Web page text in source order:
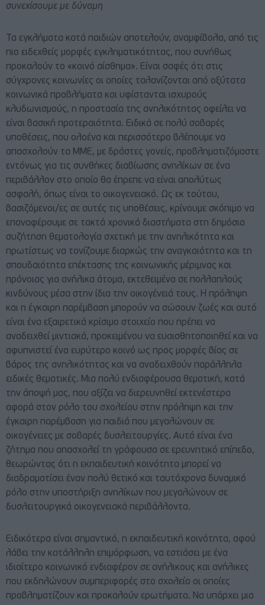
συνεχίσουμε με δύναμη
Τα εγκλήματα κατά παιδιών αποτελούν, αναμφίβολα, από τις
πιο ειδεχθείς μορφές εγκληματικότητας, που συνήθως
προκαλούν το «κοινό αίσθημα». Είναι σαφές ότι στις
σύγχρονες κοινωνίες οι οποίες ταλανίζονται από οξύτατα
κοινωνικά προβλήματα και υφίστανται ισχυρούς
κλυδωνισμούς, η προστασία της ανηλικότητας οφείλει να
είναι βασική προτεραιότητα. Ειδικά σε πολύ σοβαρές
υποθέσεις, που ολοένα και περισσότερο βλέπουμε να
απασχολούν τα ΜΜΕ, με δράστες γονείς, προβληματιζόμαστε
εντόνως για τις συνθήκες διαβίωσης ανηλίκων σε ένα
περιβάλλον στο οποίο θα έπρεπε να είναι απολύτως
ασφαλή, όπως είναι το οικογενειακό. Ως εκ τούτου,
βασιζόμενοι/ες σε αυτές τις υποθέσεις, κρίνουμε σκόπιμο να
επαναφέρουμε σε τακτά χρονικά διαστήματα στη δημόσια
συζήτηση θεματολογία σχετική με την ανηλικότητα και
πρωτίστως να τονίζουμε διαρκώς την αναγκαιότητα και τη
σπουδαιότητα επέκτασης της κοινωνικής μέριμνας και
πρόνοιας για ανήλικα άτομα, εκτεθειμένα σε πολλαπλούς
κινδύνους μέσα στην ίδια την οικογένειά τους. Η πρόληψη
και η έγκαιρη παρέμβαση μπορούν να σώσουν ζωές και αυτό
είναι ένα εξαιρετικά κρίσιμο στοιχείο που πρέπει να
αναδειχθεί μιντιακά, προκειμένου να ευαισθητοποιηθεί και να
αφυπνιστεί ένα ευρύτερο κοινό ως προς μορφές βίας σε
βάρος της ανηλικότητας και να αναδειχθούν παράλληλα
ειδικές θεματικές. Μια πολύ ενδιαφέρουσα θεματική, κατά
την άποψή μας, που αξίζει να διερευνηθεί εκτενέστερα
αφορά στον ρόλο του σχολείου στην πρόληψη και την
έγκαιρη παρέμβαση για παιδιά που μεγαλώνουν σε
οικογένειες με σοβαρές δυσλειτουργίες. Αυτό είναι ένα
ζήτημα που απασχολεί τη γράφουσα σε ερευνητικό επίπεδο,
θεωρώντας ότι η εκπαιδευτική κοινότητα μπορεί να
διαδραματίσει έναν πολύ θετικό και ταυτόχρονα δυναμικό
ρόλο στην υποστήριξη ανηλίκων που μεγαλώνουν σε
δυσλειτουργικά οικογενειακά περιβάλλοντα.
Ειδικότερα είναι σημαντικό, η εκπαιδευτική κοινότητα, αφού
λάβει την κατάλληλη επιμόρφωση, να εστιάσει με ένα
ιδιαίτερο κοινωνικό ενδιαφέρον σε ανήλικους και ανήλικες
που εκδηλώνουν συμπεριφορές στο σχολείο οι οποίες
προβληματίζουν και προκαλούν ερωτήματα. Να υπάρχει μια